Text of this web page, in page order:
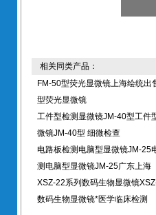
相关同类产品：
FM-50型荧光显微镜上海绘统出
型荧光显微镜
工件型检测显微镜JM-40型工件
微镜JM-40型 细微检查
电路板检测电脑型显微镜JM-25
测电脑型显微镜JM-25广东上海
XSZ-22系列数码生物显微镜
数码生物显微镜*医学临床检测